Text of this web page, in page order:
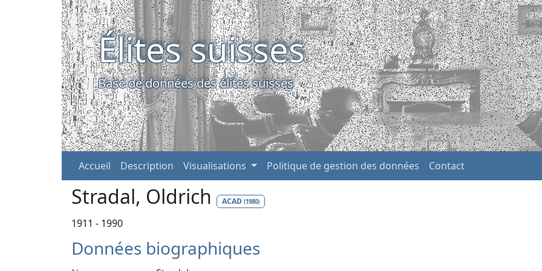
Élites suisses
Base de données des élites suisses
Accueil Description Visualisations Politique de gestion des données Contact
Stradal, Oldrich ACAD (1980)
1911 - 1990
Données biographiques